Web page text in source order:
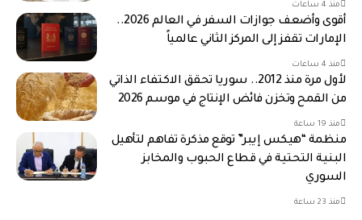
منذ 4 ساعات
أقوى وأضعف جوازات السفر في العالم 2026..
الإمارات تقفز إلى المركز الثاني عالمياً
منذ 4 ساعات
لأول مرة منذ 2012.. سوريا تحقق الاكتفاء الذاتي
من القمح وتخزن فائض الإنتاج في موسم 2026
منذ 19 ساعة
منظمة “هيكس إيبر” توقع مذكرة تفاهم لتأهيل
البنية التحتية في قطاع الحبوب والمخابز
السوري
منذ 23 ساعة